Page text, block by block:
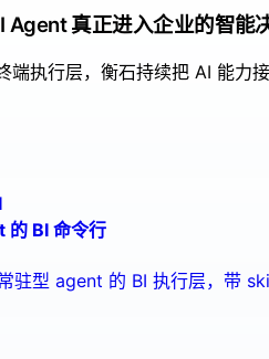
Agent 真正进入企业的智能
端执行层，衡石持续把 AI 能力
的 BI 命令行
驻型 agent 的 BI 执行层，带